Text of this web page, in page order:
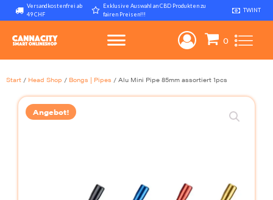
Versandkostenfrei ab
49 CHF
Exklusive Auswahl an CBD Produkten zu
fairen Preisen!!!
TWINT
Start / Head Shop / Bongs | Pipes / Alu Mini Pipe 85mm assortiert 1pcs
Angebot!